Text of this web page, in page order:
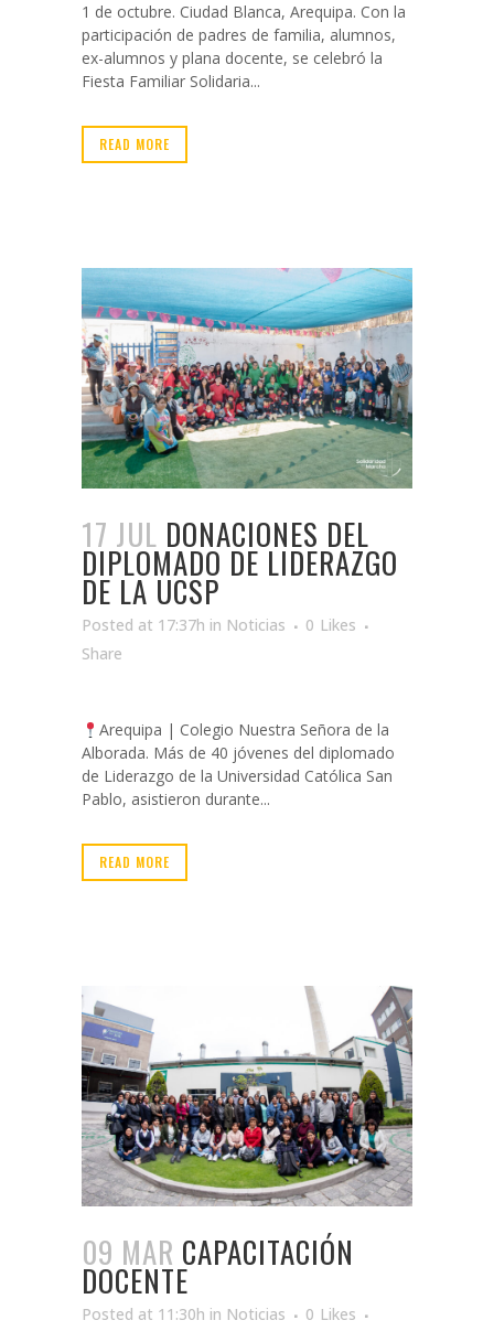
1 de octubre. Ciudad Blanca, Arequipa. Con la
participación de padres de familia, alumnos,
ex-alumnos y plana docente, se celebró la
Fiesta Familiar Solidaria...
READ MORE
17 JUL DONACIONES DEL
DIPLOMADO DE LIDERAZGO
DE LA UCSP
Posted at 17:37h in Noticias 0 Likes
Share
Arequipa | Colegio Nuestra Señora de la
Alborada. Más de 40 jóvenes del diplomado
de Liderazgo de la Universidad Católica San
Pablo, asistieron durante...
READ MORE
09 MAR CAPACITACIÓN
DOCENTE
Posted at 11:30h in Noticias 0 Likes